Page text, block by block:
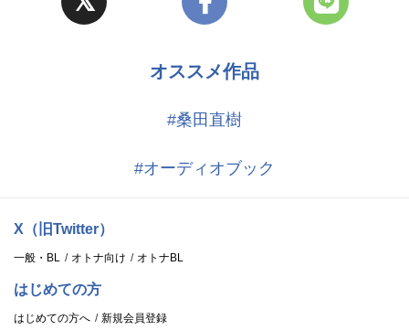
オススメ作品
#桑田直樹
#オーディオブック
X（旧Twitter）
一般・BL オトナ向け オトナBL
はじめての方
はじめての方へ 新規会員登録